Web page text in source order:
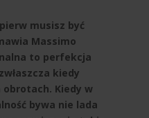
musisz być
Massimo
to perfekcja
kiedy
Kiedy w
bywa nie lada